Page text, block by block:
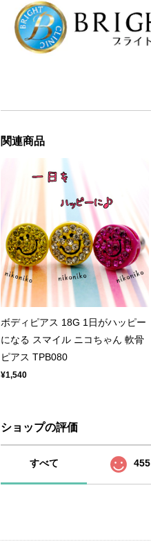
関連商品
ボディピアス 18G 1日がハッピー
になる スマイル ニコちゃん 軟骨
ピアス TPB080
¥1,540
ショップの評価
すべて 455